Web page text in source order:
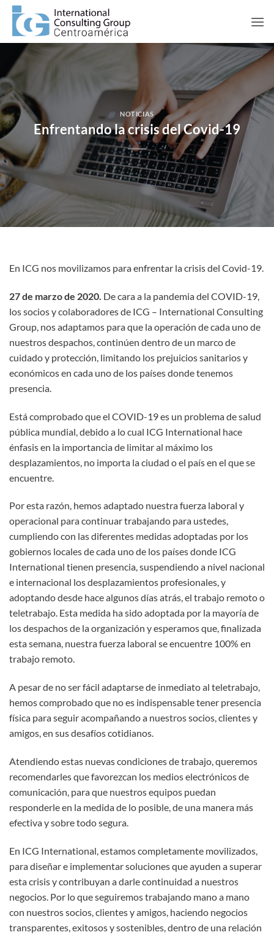
Saltar
contenido
NOTICIAS
Enfrentando la crisis del Covid-19
En ICG nos movilizamos para enfrentar la crisis del Covid-19.
27 de marzo de 2020. De cara a la pandemia del COVID-19,
los socios y colaboradores de ICG – International Consulting
Group, nos adaptamos para que la operación de cada uno de
nuestros despachos, continúen dentro de un marco de
cuidado y protección, limitando los prejuicios sanitarios y
económicos en cada uno de los países donde tenemos
presencia.
Está comprobado que el COVID-19 es un problema de salud
pública mundial, debido a lo cual ICG International hace
énfasis en la importancia de limitar al máximo los
desplazamientos, no importa la ciudad o el país en el que se
encuentre.
Por esta razón, hemos adaptado nuestra fuerza laboral y
operacional para continuar trabajando para ustedes,
cumpliendo con las diferentes medidas adoptadas por los
gobiernos locales de cada uno de los países donde ICG
International tienen presencia, suspendiendo a nivel nacional
e internacional los desplazamientos profesionales, y
adoptando desde hace algunos días atrás, el trabajo remoto o
teletrabajo. Esta medida ha sido adoptada por la mayoría de
los despachos de la organización y esperamos que, finalizada
esta semana, nuestra fuerza laboral se encuentre 100% en
trabajo remoto.
A pesar de no ser fácil adaptarse de inmediato al teletrabajo,
hemos comprobado que no es indispensable tener presencia
física para seguir acompañando a nuestros socios, clientes y
amigos, en sus desafíos cotidianos.
Atendiendo estas nuevas condiciones de trabajo, queremos
recomendarles que favorezcan los medios electrónicos de
comunicación, para que nuestros equipos puedan
responderle en la medida de lo posible, de una manera más
efectiva y sobre todo segura.
En ICG International, estamos completamente movilizados,
para diseñar e implementar soluciones que ayuden a superar
esta crisis y contribuyan a darle continuidad a nuestros
negocios. Por lo que seguiremos trabajando mano a mano
con nuestros socios, clientes y amigos, haciendo negocios
transparentes, exitosos y sostenibles, dentro de una relación